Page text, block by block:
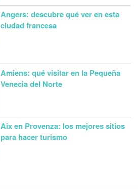
Angers: descubre qué ver en esta
ciudad francesa
Amiens: qué visitar en la Pequeña
Venecia del Norte
Aix en Provenza: los mejores sitios
para hacer turismo